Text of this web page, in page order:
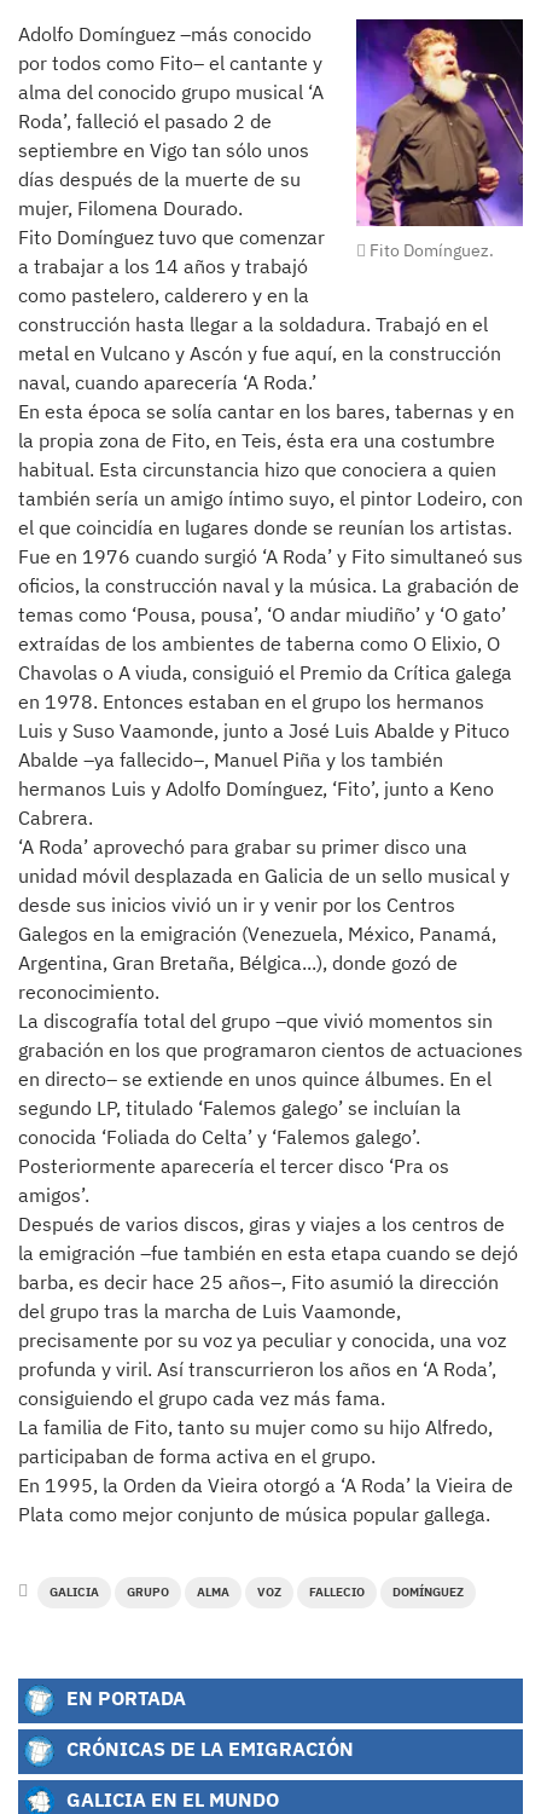
Fito Domínguez.
Adolfo Domínguez –más conocido
por todos como Fito– el cantante y
alma del conocido grupo musical ‘A
Roda’, falleció el pasado 2 de
septiembre en Vigo tan sólo unos
días después de la muerte de su
mujer, Filomena Dourado.
Fito Domínguez tuvo que comenzar
a trabajar a los 14 años y trabajó
como pastelero, calderero y en la
construcción hasta llegar a la soldadura. Trabajó en el
metal en Vulcano y Ascón y fue aquí, en la construcción
naval, cuando aparecería ‘A Roda.’
En esta época se solía cantar en los bares, tabernas y en
la propia zona de Fito, en Teis, ésta era una costumbre
habitual. Esta circunstancia hizo que conociera a quien
también sería un amigo íntimo suyo, el pintor Lodeiro, con
el que coincidía en lugares donde se reunían los artistas.
Fue en 1976 cuando surgió ‘A Roda’ y Fito simultaneó sus
oficios, la construcción naval y la música. La grabación de
temas como ‘Pousa, pousa’, ‘O andar miudiño’ y ‘O gato’
extraídas de los ambientes de taberna como O Elixio, O
Chavolas o A viuda, consiguió el Premio da Crítica galega
en 1978. Entonces estaban en el grupo los hermanos
Luis y Suso Vaamonde, junto a José Luis Abalde y Pituco
Abalde –ya fallecido–, Manuel Piña y los también
hermanos Luis y Adolfo Domínguez, ‘Fito’, junto a Keno
Cabrera.
‘A Roda’ aprovechó para grabar su primer disco una
unidad móvil desplazada en Galicia de un sello musical y
desde sus inicios vivió un ir y venir por los Centros
Galegos en la emigración (Venezuela, México, Panamá,
Argentina, Gran Bretaña, Bélgica...), donde gozó de
reconocimiento.
La discografía total del grupo –que vivió momentos sin
grabación en los que programaron cientos de actuaciones
en directo– se extiende en unos quince álbumes. En el
segundo LP, titulado ‘Falemos galego’ se incluían la
conocida ‘Foliada do Celta’ y ‘Falemos galego’.
Posteriormente aparecería el tercer disco ‘Pra os
amigos’.
Después de varios discos, giras y viajes a los centros de
la emigración –fue también en esta etapa cuando se dejó
barba, es decir hace 25 años–, Fito asumió la dirección
del grupo tras la marcha de Luis Vaamonde,
precisamente por su voz ya peculiar y conocida, una voz
profunda y viril. Así transcurrieron los años en ‘A Roda’,
consiguiendo el grupo cada vez más fama.
La familia de Fito, tanto su mujer como su hijo Alfredo,
participaban de forma activa en el grupo.
En 1995, la Orden da Vieira otorgó a ‘A Roda’ la Vieira de
Plata como mejor conjunto de música popular gallega.
GALICIA GRUPO ALMA VOZ FALLECIO DOMÍNGUEZ
EN PORTADA
CRÓNICAS DE LA EMIGRACIÓN
GALICIA EN EL MUNDO